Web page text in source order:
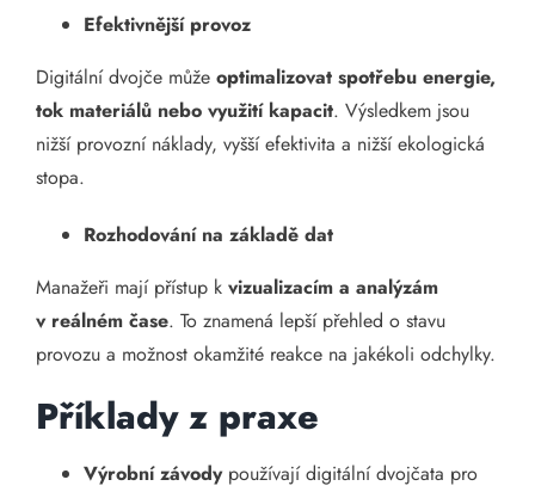
Efektivnější provoz
Digitální dvojče může optimalizovat spotřebu energie,
tok materiálů nebo využití kapacit. Výsledkem jsou
nižší provozní náklady, vyšší efektivita a nižší ekologická
stopa.
Rozhodování na základě dat
Manažeři mají přístup k vizualizacím a analýzám
v reálném čase. To znamená lepší přehled o stavu
provozu a možnost okamžité reakce na jakékoli odchylky.
Příklady z praxe
Výrobní závodypoužívají digitální dvojčata pro